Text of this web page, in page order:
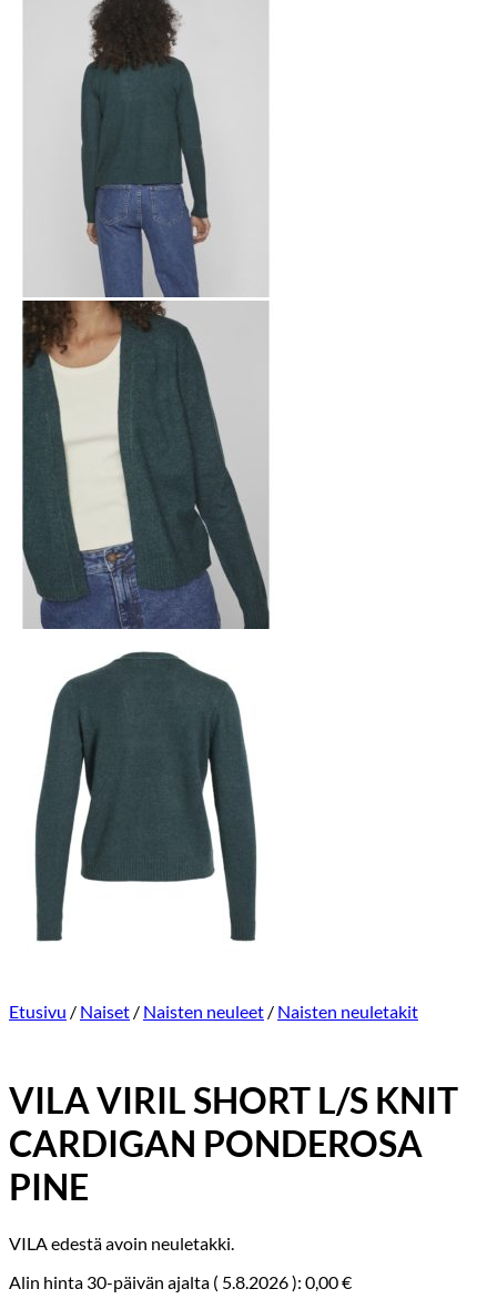
Etusivu / Naiset / Naisten neuleet / Naisten neuletakit
VILA VIRIL SHORT L/S KNIT
CARDIGAN PONDEROSA
PINE
VILA edestä avoin neuletakki.
Alin hinta 30-päivän ajalta ( 5.8.2026): 0,00€